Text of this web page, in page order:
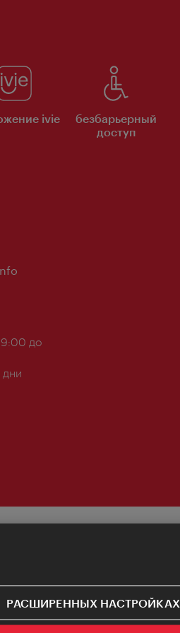
ivie
безбарьерный
доступ
9:00 до
дни
РАСШИРЕННЫХ НАСТРОЙКАХ